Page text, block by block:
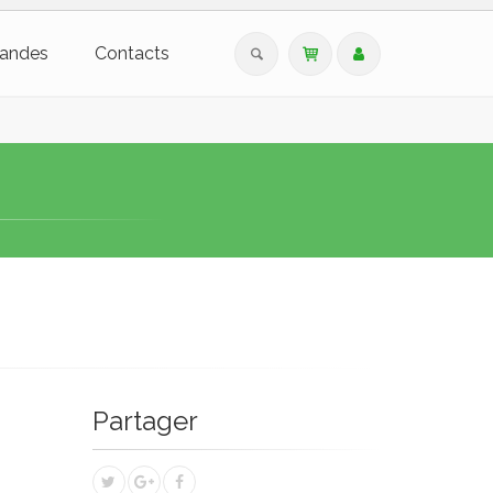
Contacts
Partager